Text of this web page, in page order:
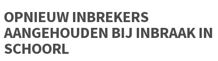
OPNIEUW INBREKERS
AANGEHOUDEN BIJ INBRAAK IN
SCHOORL